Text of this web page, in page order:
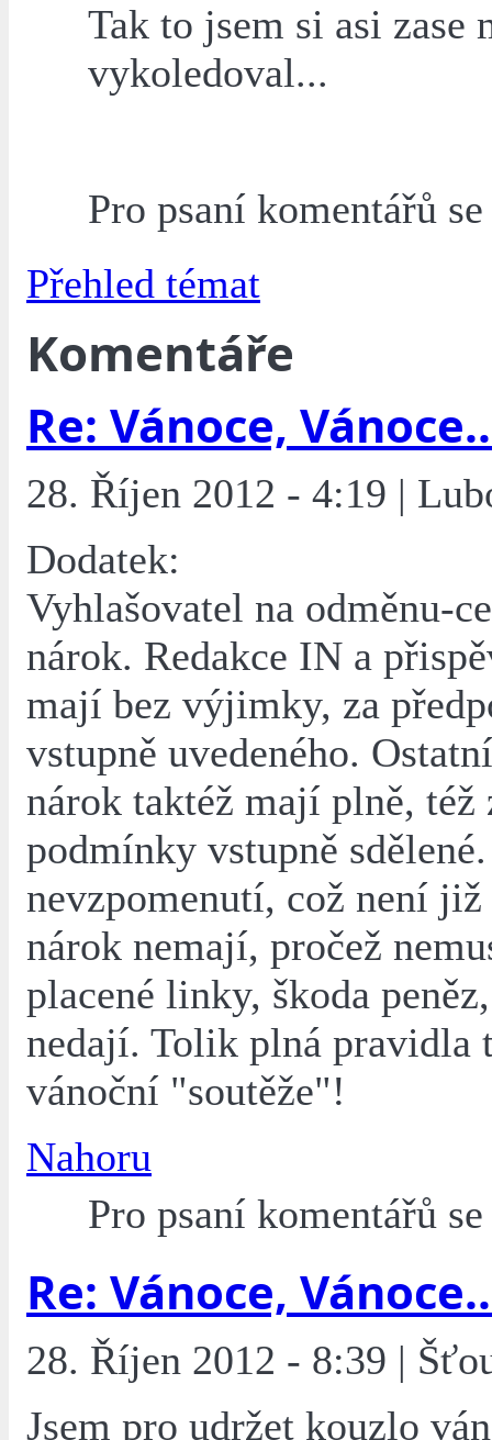
Tak to jsem si asi zase
vykoledoval...
Pro psaní komentářů
Přehled témat
Komentáře
Re: Vánoce,
28. Říjen 2012 - 4:19 |
Dodatek:
Vyhlašovatel na odměnu-
nárok. Redakce IN a
mají bez výjimky, za
vstupně uvedeného.
nárok taktéž mají plně, též
podmínky vstupně
nevzpomenutí, což není
nárok nemají, pročež
placené linky, škoda
nedají. Tolik plná pravidla
vánoční "soutěže"!
Nahoru
Pro psaní komentářů
Re: Vánoce,
28. Říjen 2012 - 8:39 |
Jsem pro udržet kouzlo